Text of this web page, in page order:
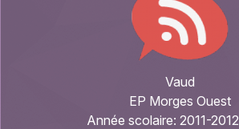
Vaud
EP Morges Ouest
Année scolaire: 2011-2012